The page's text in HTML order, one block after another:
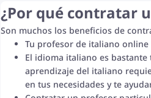
¿Por qué contratar
Son muchos los beneficios de
Tu profesor de italiano online
El idioma italiano es
aprendizaje del italiano
en tus necesidades y te